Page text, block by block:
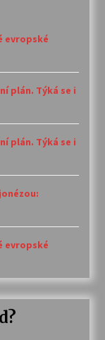
evropské
plán. Týká se i
plán. Týká se i
evropské